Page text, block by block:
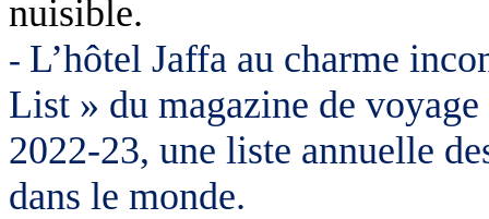
nuisible.
- L’hôtel Jaffa au charme
List » du magazine de
2022-23, une liste annuelle
dans le monde.